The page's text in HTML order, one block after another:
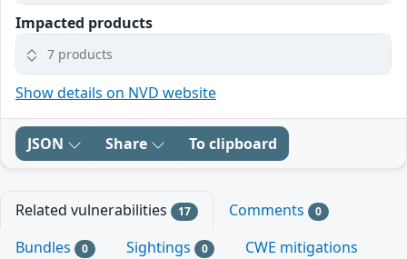
Impacted products
7 products
Show details on NVD website
JSON Share To clipboard
Related vulnerabilities 17 Comments 0
Bundles 0 Sightings 0
CWE mitigations